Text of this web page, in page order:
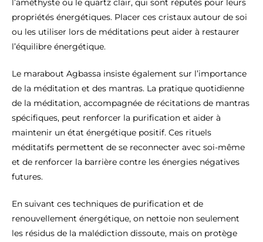
l’améthyste ou le quartz clair, qui sont réputés pour leurs
propriétés énergétiques. Placer ces cristaux autour de soi
ou les utiliser lors de méditations peut aider à restaurer
l’équilibre énergétique.
Le marabout Agbassa insiste également sur l’importance
de la méditation et des mantras. La pratique quotidienne
de la méditation, accompagnée de récitations de mantras
spécifiques, peut renforcer la purification et aider à
maintenir un état énergétique positif. Ces rituels
méditatifs permettent de se reconnecter avec soi-même
et de renforcer la barrière contre les énergies négatives
futures.
En suivant ces techniques de purification et de
renouvellement énergétique, on nettoie non seulement
les résidus de la malédiction dissoute, mais on protège